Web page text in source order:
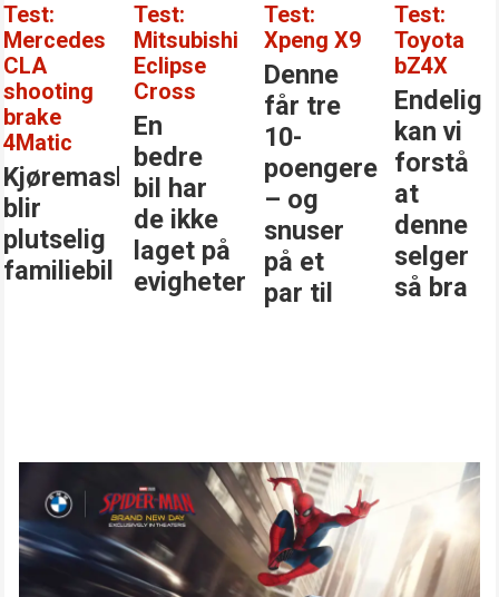
Test:
Mercedes
CLA
shooting
brake
4Matic
Kjøremaskinen
blir
plutselig
familiebil
Test:
Mitsubishi
Eclipse
Cross
En
bedre
bil har
de ikke
laget på
evigheter
Test:
Xpeng X9
Denne
får tre
10-
poengere
– og
snuser
på et
par til
Test:
Toyota
bZ4X
Endelig
kan vi
forstå
at
denne
selger
så bra